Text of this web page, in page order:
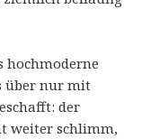
hochmoderne
über nur mit
der
weiter schlimm,